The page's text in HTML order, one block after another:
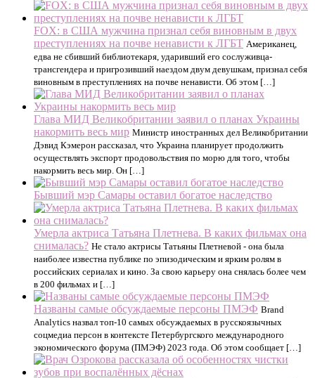
FOX: в США мужчина признал себя виновным в двух
преступлениях на почве ненависти к ЛГБТ Американец,
едва не сбивший библиотекаря, ударивший его сослуживца-
трансгендера и пригрозивший наездом двум девушкам, признал себя
виновным в преступлениях на почве ненависти. Об этом […]
Глава МИД Великобритании заявил о планах Украины
накормить весь мир Министр иностранных дел Великобритании
Дэвид Кэмерон рассказал, что Украина планирует продолжить
осуществлять экспорт продовольствия по морю для того, чтобы
накормить весь мир. Он […]
Бывший мэр Самары оставил богатое наследство
Умерла актриса Татьяна Плетнева. В каких фильмах она
снималась? Не стало актрисы Татьяны Плетневой - она была
наиболее известна публике по эпизодическим и ярким ролям в
российских сериалах и кино. За свою карьеру она снялась более чем
в 200 фильмах и […]
Названы самые обсуждаемые персоны ПМЭФ Brand
Analytics назвал топ-10 самых обсуждаемых в русскоязычных
соцмедиа персон в контексте Петербургского международного
экономического форума (ПМЭФ) 2023 года. Об этом сообщает […]